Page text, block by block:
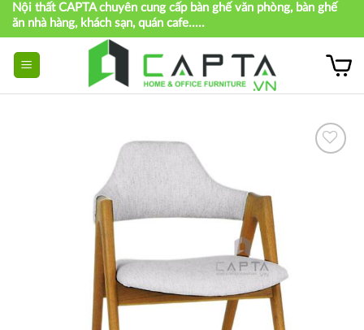
Skip
content
Nội thất CAPTA chuyên cung cấp bàn ghế văn phòng, bàn ghế
ăn nhà hàng, khách sạn, quán cafe.....